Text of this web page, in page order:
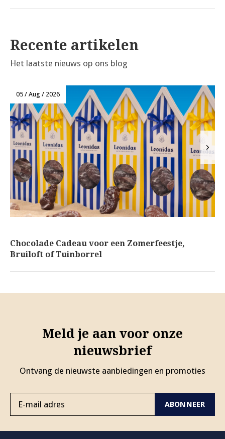
Recente artikelen
Het laatste nieuws op ons blog
05 / Aug / 2026
Chocolade Cadeau voor een Zomerfeestje,
Bruiloft of Tuinborrel
Meld je aan voor onze
nieuwsbrief
Ontvang de nieuwste aanbiedingen en promoties
ABONNEER